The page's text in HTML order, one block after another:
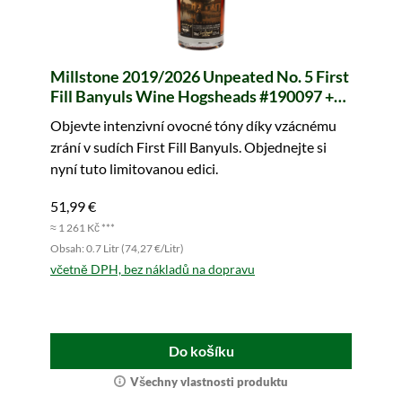
Millstone 2019/2026 Unpeated No. 5 First
Fill Banyuls Wine Hogsheads #190097 +
Objevte intenzivní ovocné tóny díky vzácnému
zrání v sudích First Fill Banyuls. Objednejte si
nyní tuto limitovanou edici.
51,99 €
≈ 1 261 Kč ***
Obsah: 0.7 Litr (74,27 €/Litr)
včetně DPH, bez nákladů na dopravu
Do košíku
Všechny vlastnosti produktu